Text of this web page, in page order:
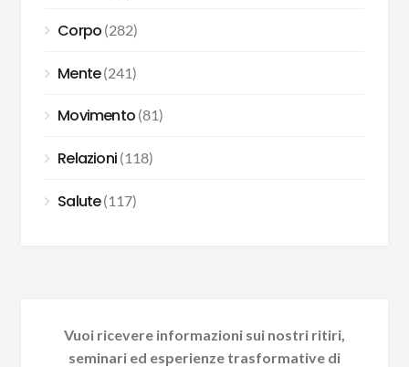
Corpo (282)
Mente(241)
Movimento(81)
Relazioni(118)
Salute(117)
Vuoi ricevere informazioni sui nostri ritiri,
seminari ed esperienze trasformative di